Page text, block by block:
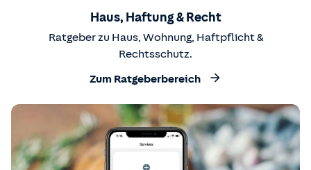
Haus, Haftung & Recht
Ratgeber zu Haus, Wohnung, Haftpflicht &
Rechtsschutz.
Zum Ratgeberbereich